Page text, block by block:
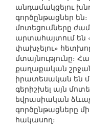
անդամակցելու
գործընթացներ
մոտեցումները
արտահայտում են
փախչելու»
մտայնությունը։
քաղաքական
իրատեսական են
գերիշխել այն
եվրասիական
գործընթացները
հակասող։